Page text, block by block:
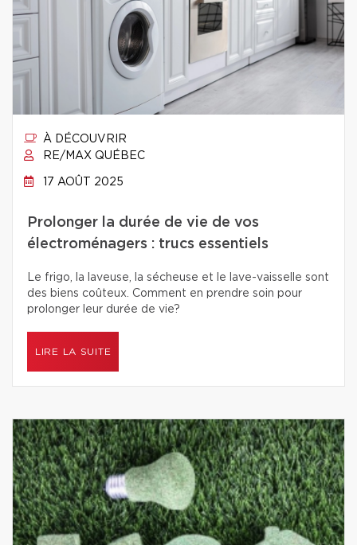
À DÉCOUVRIR
RE/MAX QUÉBEC
17 AOÛT 2025
Prolonger la durée de vie de vos
électroménagers : trucs essentiels
Le frigo, la laveuse, la sécheuse et le lave-vaisselle sont
des biens coûteux. Comment en prendre soin pour
prolonger leur durée de vie?
LIRE LA SUITE